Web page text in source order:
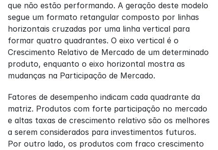
que não estão performando. A geração deste modelo
segue um formato retangular composto por linhas
horizontais cruzadas por uma linha vertical para
formar quatro quadrantes. O eixo vertical é o
Crescimento Relativo de Mercado de um determinado
produto, enquanto o eixo horizontal mostra as
mudanças na Participação de Mercado.
Fatores de desempenho indicam cada quadrante da
matriz. Produtos com forte participação no mercado
e altas taxas de crescimento relativo são os melhores
a serem considerados para investimentos futuros.
Por outro lado, os produtos com fraco crescimento